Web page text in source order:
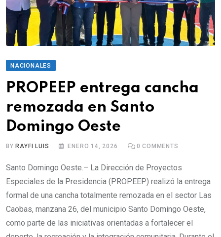
NACIONALES
PROPEEP entrega cancha
remozada en Santo
Domingo Oeste
BY RAYFI LUIS ENERO 14, 2026 0 COMMENTS
Santo Domingo Oeste.– La Dirección de Proyectos
Especiales de la Presidencia (PROPEEP) realizó la entrega
formal de una cancha totalmente remozada en el sector Las
Caobas, manzana 26, del municipio Santo Domingo Oeste,
como parte de las iniciativas orientadas a fortalecer el